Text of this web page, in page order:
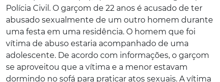
Polícia Civil. O garçom de 22 anos é acusado de ter
abusado sexualmente de um outro homem durante
uma festa em uma residência. O homem que foi
vítima de abuso estaria acompanhado de uma
adolescente. De acordo com informações, o garçom
se aproveitou que a vítima e a menor estavam
dormindo no sofá para praticar atos sexuais. A vítima